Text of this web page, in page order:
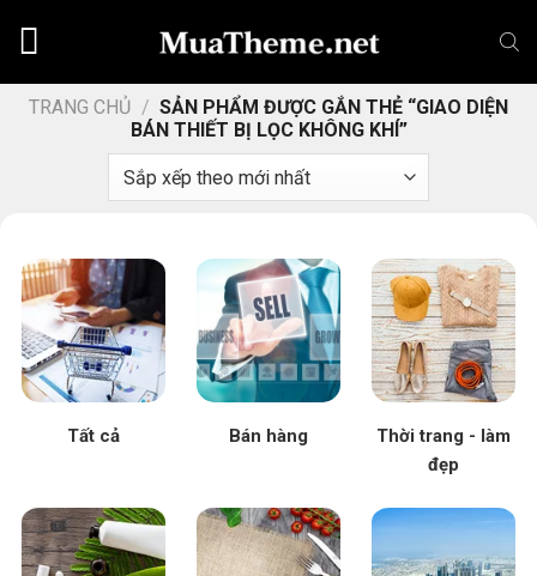
dungTRANG CHỦ / SẢN PHẨM ĐƯỢC GẮN THẺ “GIAO DIỆN
BÁN THIẾT BỊ LỌC KHÔNG KHÍ”
Tất cả Bán hàng
Thời trang - làm
đẹp